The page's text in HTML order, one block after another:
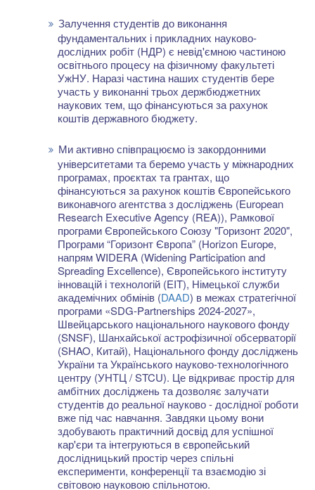
Залучення студентів до виконання
фундаментальних і прикладних науково-
дослідних робіт (НДР) є невід'ємною частиною
освітнього процесу на фізичному факультеті
УжНУ. Наразі частина наших студентів бере
участь у виконанні трьох держбюджетних
наукових тем, що фінансуються за рахунок
коштів державного бюджету.
Ми активно співпрацюємо із закордонними
університетами та беремо участь у міжнародних
програмах, проєктах та грантах, що
фінансуються за рахунок коштів Європейського
виконавчого агентства з досліджень (European
Research Executive Agency (REA)), Рамкової
програми Європейського Союзу "Горизонт 2020",
Програми “Горизонт Європа” (Horizon Europe,
напрям WIDERA (Widening Participation and
Spreading Excellence), Європейського інституту
інновацій і технологій (EIT), Німецької служби
академічних обмінів (DAAD) в межах стратегічної
програми «SDG-Partnerships 2024-2027»,
Швейцарського національного наукового фонду
(SNSF), Шанхайської астрофізичної обсерваторії
(SHAO, Китай), Національного фонду досліджень
України та Українського науково-технологічного
центру (УНТЦ / STCU). Це відкриває простір для
амбітних досліджень та дозволяє залучати
студентів до реальної науково - дослідної роботи
вже під час навчання. Завдяки цьому вони
здобувають практичний досвід для успішної
кар'єри та інтегруються в європейський
дослідницький простір через спільні
експерименти, конференції та взаємодію зі
світовою науковою спільнотою.